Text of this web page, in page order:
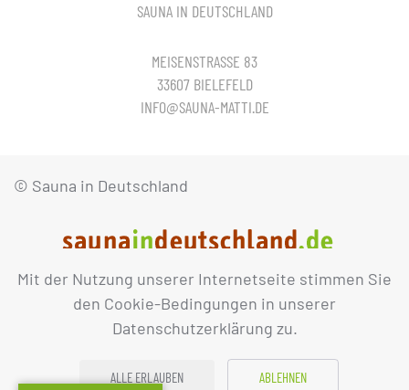
Mit der Nutzung unserer Internetseite stimmen Sie
den Cookie-Bedingungen in unserer
Datenschutzerklärung zu.
ALLE ERLAUBEN ABLEHNEN
SAUNA IN DEUTSCHLAND
MEISENSTRASSE 83
33607 BIELEFELD
INFO@SAUNA-MATTI.DE
© Sauna in Deutschland
IMPRESSUM DATENSCHUTZ